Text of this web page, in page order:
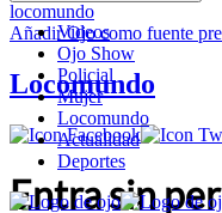
Videos
Ojo Show
Policial
Mujer
Locomundo
Actualidad
Deportes
locomundo
AñadirOjocomo fuente
Locomundo
Entra sin